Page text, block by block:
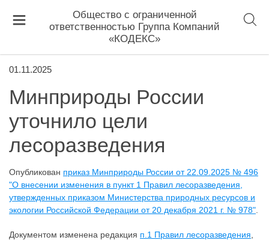
Общество с ограниченной
ответственностью Группа Компаний
«КОДЕКС»
01.11.2025
Минприроды России
уточнило цели
лесоразведения
Опубликован приказ Минприроды России от 22.09.2025 № 496
"О внесении изменения в пункт 1 Правил лесоразведения,
утвержденных приказом Министерства природных ресурсов и
экологии Российской Федерации от 20 декабря 2021 г. № 978"
Документом изменена редакция п.1 Правил лесоразведения